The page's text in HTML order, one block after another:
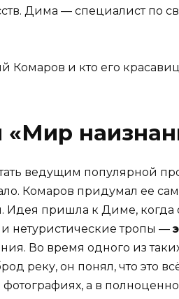
Дима — специалист по
ведущим популярной
Комаров придумал ее
Идея пришла к Диме, когда
нетуристические тропы —
Во время одного из
реку, он понял, что это
фотографиях, а в